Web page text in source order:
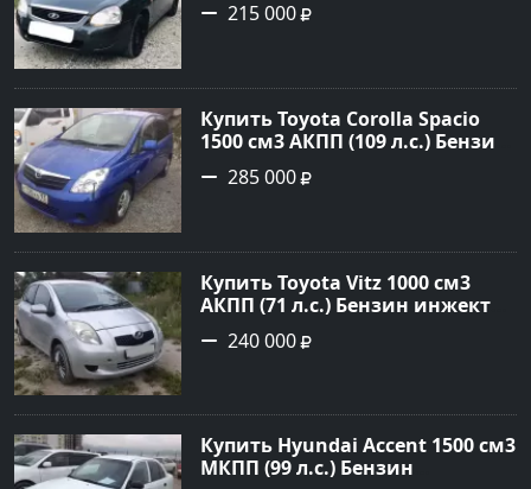
Серый Седан 2014 года по цене
215 000
Купить Toyota Corolla Spacio
1500 см3 АКПП (109 л.с.) Бензин
инжектор в Новороссийск:
цвет синий Минивэн 2002 года
Авторынок23
285 000
Купить Toyota Vitz 1000 см3
АКПП (71 л.с.) Бензин инжектор
в Раевская: цвет Серебристый
Хетчбэк 2005 года по цене
240 000
Купить Hyundai Accent 1500 см3
МКПП (99 л.с.) Бензин